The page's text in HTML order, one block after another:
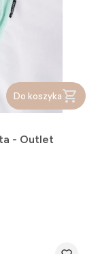
Do koszyka
- Outlet